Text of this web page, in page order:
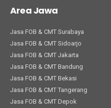
Area Jawa
Jasa FOB & CMT Surabaya
Jasa FOB & CMT Sidoarjo
Jasa FOB & CMT Jakarta
Jasa FOB & CMT Bandung
Jasa FOB & CMT Bekasi
Jasa FOB & CMT Tangerang
Jasa FOB & CMT Depok